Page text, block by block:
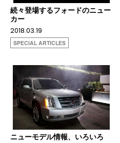
続々登場するフォードのニュー
カー
2018.03.19
SPECIAL ARTICLES
ニューモデル情報、いろいろ